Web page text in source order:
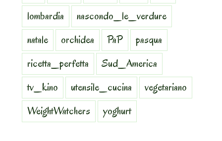
lombardia
nascondo_le_verdure
natale
orchidea PaP
pasqua
ricetta_perfetta
Sud_America
tv_kino
utensile_cucina
vegetariano
WeightWatchers
yoghurt